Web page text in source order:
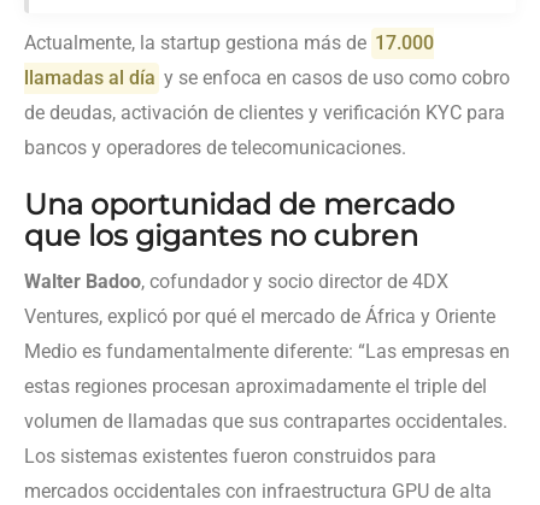
Actualmente, la startup gestiona más de 17.000
llamadas al día y se enfoca en casos de uso como cobro
de deudas, activación de clientes y verificación KYC para
bancos y operadores de telecomunicaciones.
Una oportunidad de mercado
que los gigantes no cubren
Walter Badoo, cofundador y socio director de 4DX
Ventures, explicó por qué el mercado de África y Oriente
Medio es fundamentalmente diferente: “Las empresas en
estas regiones procesan aproximadamente el triple del
volumen de llamadas que sus contrapartes occidentales.
Los sistemas existentes fueron construidos para
mercados occidentales con infraestructura GPU de alta